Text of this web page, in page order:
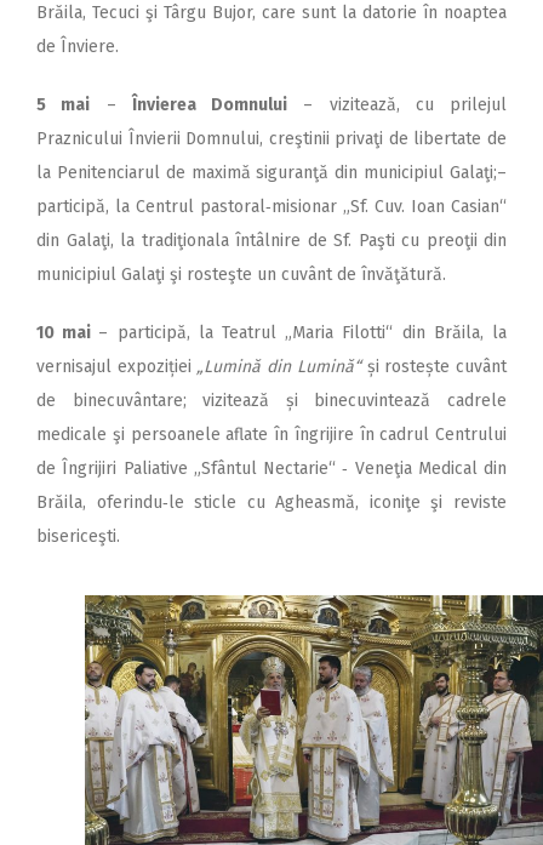
Brăila, Tecuci şi Târgu Bujor, care sunt la datorie în noaptea
de Înviere.
5 mai – Învierea Domnului – vizitează, cu prilejul
Praznicului Învierii Domnului, creştinii privaţi de libertate de
la Penitenciarul de maximă siguranţă din municipiul Galaţi;–
participă, la Centrul pastoral‑misionar „Sf. Cuv. Ioan Casian“
din Galaţi, la tradiţionala întâlnire de Sf. Paşti cu preoţii din
municipiul Galaţi şi rosteşte un cuvânt de învăţătură.
10 mai – participă, la Teatrul „Maria Filotti“ din Brăila, la
vernisajul expoziției „Lumină din Lumină“și rostește cuvânt
de binecuvântare; vizitează și binecuvintează cadrele
medicale şi persoanele aflate în îngrijire în cadrul Centrului
de Îngrijiri Paliative „Sfântul Nectarie“ ‑ Veneţia Medical din
Brăila, oferindu‑le sticle cu Agheasmă, iconiţe şi reviste
bisericeşti.